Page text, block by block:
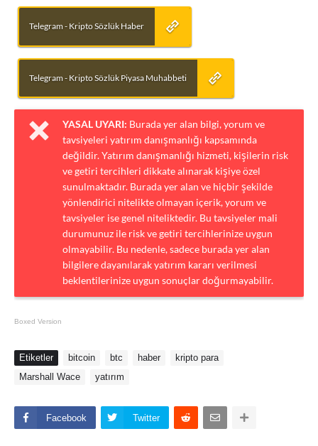
Telegram - Kripto Sözlük Haber
Telegram - Kripto Sözlük Piyasa Muhabbeti
YASAL UYARI: Burada yer alan bilgi, yorum ve
tavsiyeleri yatırım danışmanlığı kapsamında
değildir. Yatırım danışmanlığı hizmeti, kişilerin risk
ve getiri tercihleri dikkate alınarak kişiye özel
sunulmaktadır. Burada yer alan ve hiçbir şekilde
yönlendirici nitelikte olmayan içerik, yorum ve
tavsiyeler ise genel niteliktedir. Bu tavsiyeler mali
durumunuz ile risk ve getiri tercihlerinize uygun
olmayabilir. Bu nedenle, sadece burada yer alan
bilgilere dayanılarak yatırım kararı verilmesi
beklentilerinize uygun sonuçlar doğurmayabilir.
Boxed Version
Etiketler bitcoin btc haber
kripto para
Marshall Wace
yatırım
Facebook Twitter